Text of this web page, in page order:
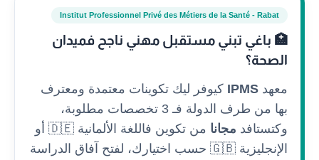
Institut Professionnel Privé des Métiers de la Santé - Rabat
🏥 باغي تبني مستقبل مهني ناجح فميدان
الصحة؟
معهد IPMS كيوفر ليك تكوينات معتمدة ومعترف
بها من طرف الدولة فـ 3 تخصصات مطلوبة،
وكتستافد مجانا
من تكوين فاللغة الألمانية 🇩🇪 أو
الإنجليزية 🇬🇧 حسب اختيارك، لفتح آفاق الدراسة